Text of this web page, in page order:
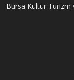
Bursa Kültür Turizm